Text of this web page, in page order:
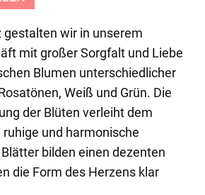
gestalten wir in unserem
mit großer Sorgfalt und Liebe
Blumen unterschiedlicher
Weiß und Grün. Die
der Blüten verleiht dem
und harmonische
bilden einen dezenten
die Form des Herzens klar